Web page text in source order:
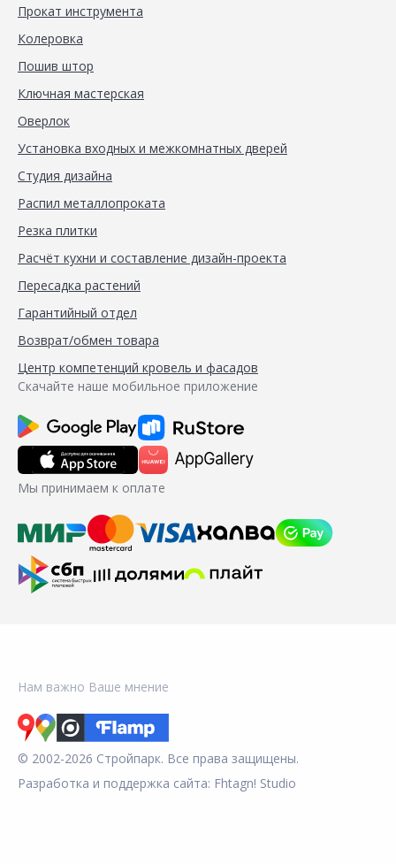
Прокат инструмента
Колеровка
Пошив штор
Ключная мастерская
Оверлок
Установка входных и межкомнатных дверей
Студия дизайна
Распил металлопроката
Резка плитки
Расчёт кухни и составление дизайн-проекта
Пересадка растений
Гарантийный отдел
Возврат/обмен товара
Центр компетенций кровель и фасадов
Скачайте наше мобильное приложение
Мы принимаем к оплате
Нам важно Ваше мнение
© 2002-2026 Стройпарк. Все права защищены.
Разработка и поддержка сайта: Fhtagn! Studio